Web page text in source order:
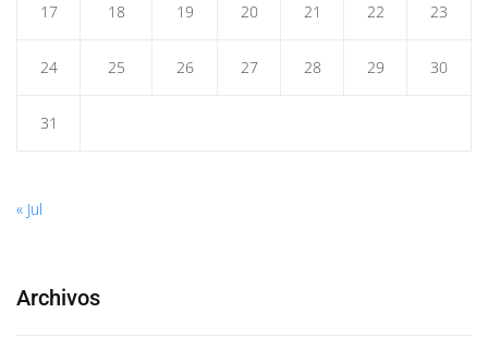
17 18 19 20 21 22 23
24 25 26 27 28 29 30
31
« Jul
Archivos